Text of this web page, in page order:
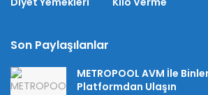
Son Paylaşılanlar
METROPOOL AVM İle
Platformdan Ulaşın